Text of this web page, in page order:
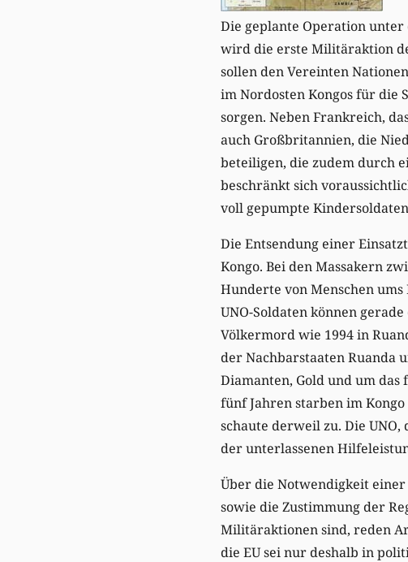
Die geplante Operation
wird die erste Militäraktion
sollen den Vereinten
im Nordosten Kongos für die
sorgen. Neben Frankreich,
auch Großbritannien, die
beteiligen, die zudem durch
beschränkt sich
voll gepumpte
Die Entsendung einer
Kongo. Bei den Massakern
Hunderte von Menschen
UNO-Soldaten können
Völkermord wie 1994 in
der Nachbarstaaten Ruanda
Diamanten, Gold und um
fünf Jahren starben im
schaute derweil zu. Die
der unterlassenen
Über die Notwendigkeit
sowie die Zustimmung der
Militäraktionen sind, reden
die EU sei nur deshalb in